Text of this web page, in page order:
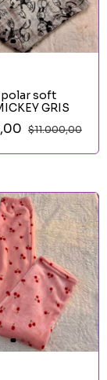
polar soft
GRIS
$11.000,00